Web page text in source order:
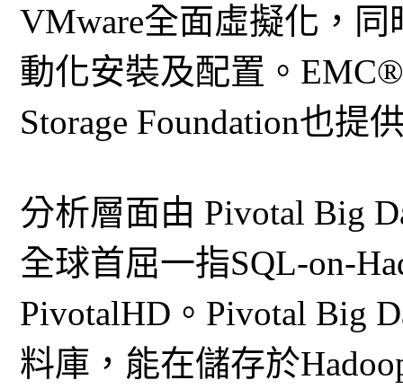
VMware全面虛擬化，
動化安裝及配置。
Storage Foundation也提
分析層面由 Pivotal Big
全球首屈一指SQL-on-
PivotalHD。Pivotal Big
料庫，能在儲存於